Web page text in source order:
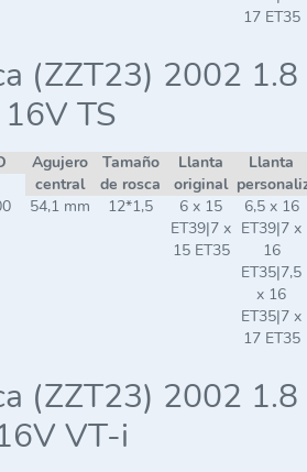
17 ET35
(ZZT23) 2002 1.8
16V TS
Agujero
central
Tamaño
de rosca
Llanta
original
Llanta
54,1 mm 12*1,5
6 x 15
ET39|7 x
15 ET35
6,5 x 16
ET39|7 x
16
ET35|7,5
x 16
ET35|7 x
17 ET35
(ZZT23) 2002 1.8
VT-i